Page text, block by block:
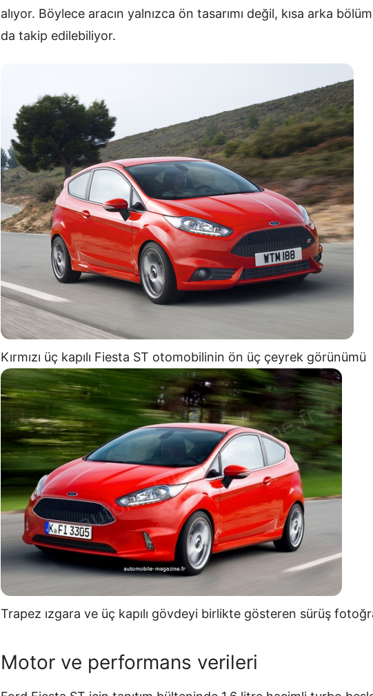
alıyor. Böylece aracın yalnızca ön tasarımı değil, kısa arka
da takip edilebiliyor.
Kırmızı üç kapılı Fiesta ST otomobilinin ön üç çeyrek görünümü
Trapez ızgara ve üç kapılı gövdeyi birlikte gösteren sürüş
Motor ve performans verileri